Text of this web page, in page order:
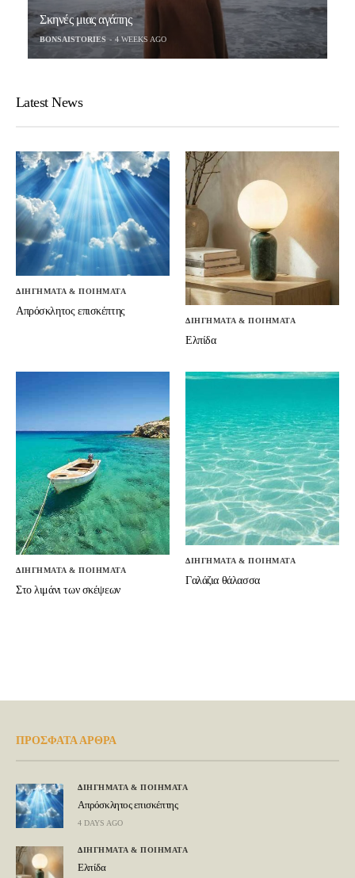
Σκηνές μιας αγάπης
BONSAISTORIES 4 WEEKS AGO
Latest News
ΔΙΗΓΗΜΑΤΑ & ΠΟΙΗΜΑΤΑ
Απρόσκλητος επισκέπτης
ΔΙΗΓΗΜΑΤΑ & ΠΟΙΗΜΑΤΑ
Ελπίδα
ΔΙΗΓΗΜΑΤΑ & ΠΟΙΗΜΑΤΑ
Στο λιμάνι των σκέψεων
ΔΙΗΓΗΜΑΤΑ & ΠΟΙΗΜΑΤΑ
Γαλάζια θάλασσα
ΠΡΟΣΦΑΤΑ ΑΡΘΡΑ
ΔΙΗΓΗΜΑΤΑ & ΠΟΙΗΜΑΤΑ
Απρόσκλητος επισκέπτης
4 DAYS AGO
ΔΙΗΓΗΜΑΤΑ & ΠΟΙΗΜΑΤΑ
Ελπίδα